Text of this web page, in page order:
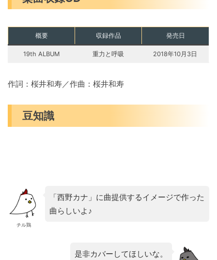
概要 収録作品 発売日
19th ALBUM 重力と呼吸 2018年10月3日
作詞：桜井和寿／作曲：桜井和寿
豆知識
チル鶏
「西野カナ」に曲提供するイメージで作った
曲らしいよ♪
是非カバーしてほしいな。